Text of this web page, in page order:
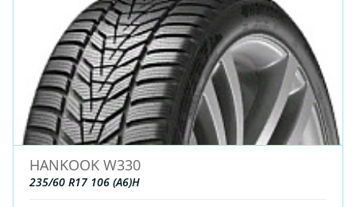
HANKOOK W330
235/60 R17 106 (A6)H